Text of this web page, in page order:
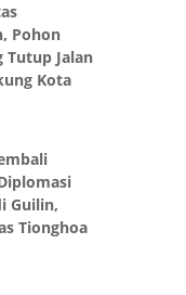
Pohon
Tutup Jalan
Kota
Guilin,
Tionghoa